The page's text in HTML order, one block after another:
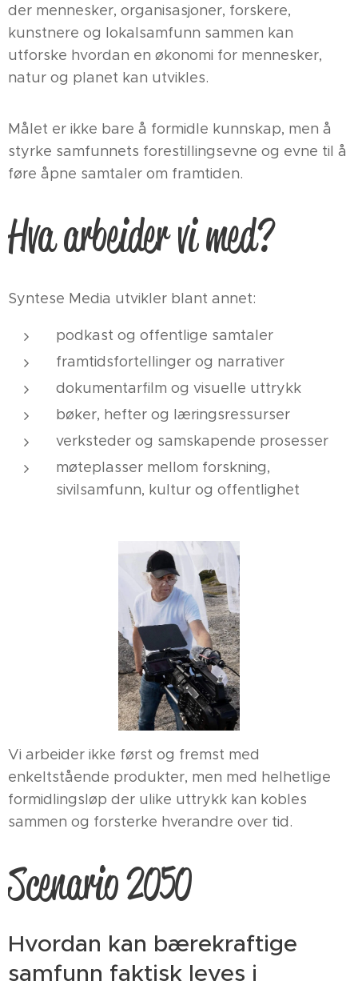
der mennesker, organisasjoner, forskere,
kunstnere og lokalsamfunn sammen kan
utforske hvordan en økonomi for mennesker,
natur og planet kan utvikles.
Målet er ikke bare å formidle kunnskap, men å
styrke samfunnets forestillingsevne og evne til å
føre åpne samtaler om framtiden.
Hva arbeider vi med?
Syntese Media utvikler blant annet:
podkast og offentlige samtaler
framtidsfortellinger og narrativer
dokumentarfilm og visuelle uttrykk
bøker, hefter og læringsressurser
verksteder og samskapende prosesser
møteplasser mellom forskning,
sivilsamfunn, kultur og offentlighet
Vi arbeider ikke først og fremst med
enkeltstående produkter, men med helhetlige
formidlingsløp der ulike uttrykk kan kobles
sammen og forsterke hverandre over tid.
Scenario 2050
Hvordan kan bærekraftige
samfunn faktisk leves i